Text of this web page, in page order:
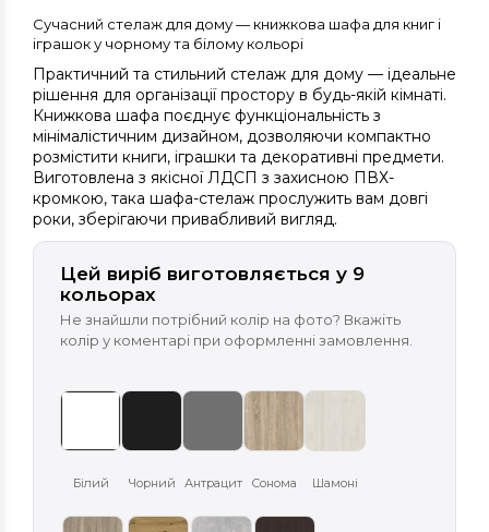
Сучасний стелаж для дому — книжкова шафа для книг і
іграшок у чорному та білому кольорі
Практичний та стильний стелаж для дому — ідеальне
рішення для організації простору в будь-якій кімнаті.
Книжкова шафа поєднує функціональність з
мінімалістичним дизайном, дозволяючи компактно
розмістити книги, іграшки та декоративні предмети.
Виготовлена з якісної ЛДСП з захисною ПВХ-
кромкою, така шафа-стелаж прослужить вам довгі
роки, зберігаючи привабливий вигляд.
Цей виріб виготовляється у 9
кольорах
Не знайшли потрібний колір на фото? Вкажіть
колір у коментарі при оформленні замовлення.
Білий Чорний Антрацит Сонома Шамоні